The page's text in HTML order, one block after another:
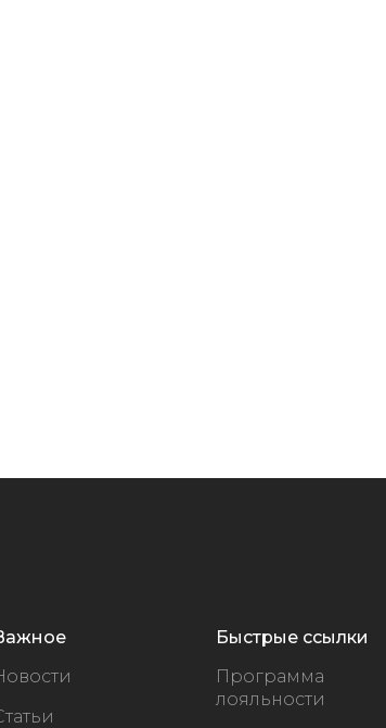
Быстрые ссылки
Программа
лояльности